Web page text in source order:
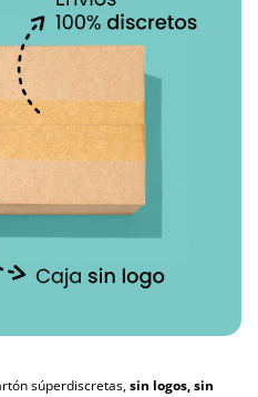
súperdiscretas,sin logos, sin